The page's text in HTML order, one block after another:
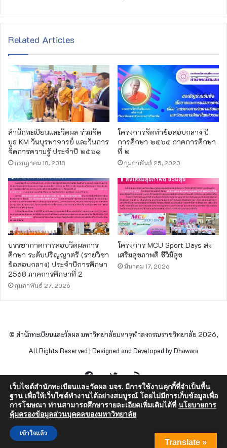
Related Articles
สำนักทะเบียนและวัดผล ร่วมจัด
บูธ KM วันบุรพาจารย์ และวันการ
จัดการความรู้ ประจำปี ๒๕๖๑
กรกฎาคม 18, 2018
โครงการจัดทำข้อสอบกลาง ปี
การศึกษา ๒๕๖๕ ภาคการศึกษา
ที่ ๒
กุมภาพันธ์ 25, 2023
บรรยากาศการสอบวัดผลการ
ศึกษา ระดับปริญญาตรี (รายวิชา
ข้อสอบกลาง) ประจำปีการศึกษา
2568 ภาคการศึกษาที่ 2
กุมภาพันธ์ 27, 2026
โครงการ MCU Sport Days ส่ง
เสริมสุขภาพดี ชีวีมีสุข
มีนาคม 17, 2026
© สำนักทะเบียนและวัดผล มหาวิทยาลัยมหาจุฬาลงกรณราชวิทยาลัย 2026,
All Rights Reserved | Designed and Developed by Dhawara
FacebookTwitterRSS
Translate »
เว็บไซต์สำนักทะเบียนและวัดผล มจร. มีการใช้งานคุกกี้ที่จำเป็นพื้น
ฐาน เพื่อให้เว็บไซต์ทำงานได้อย่างสมบูรณ์ โดยไม่มีการเก็บข้อมูลเพื่อ
การโฆษณา ท่านสามารถศึกษารายละเอียดเพิ่มเติมได้ที่ นโยบายการ
คุ้มครองข้อมูลส่วนบุคคลของมหาวิทยาลัย
เข้าใจแล้ว